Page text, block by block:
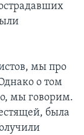
мы про
о том
мы говорим.
была